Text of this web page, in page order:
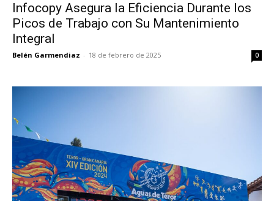
Infocopy Asegura la Eficiencia Durante los
Picos de Trabajo con Su Mantenimiento
Integral
Belén Garmendiaz - 18 de febrero de 2025 0